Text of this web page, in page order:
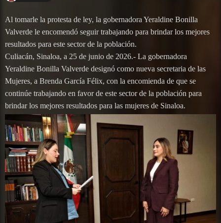
Al tomarle la protesta de ley, la gobernadora Yeraldine Bonilla
Valverde le encomendó seguir trabajando para brindar los mejores
resultados para este sector de la población.
Culiacán, Sinaloa, a 25 de junio de 2026.- La gobernadora
Yeraldine Bonilla Valverde designó como nueva secretaria de las
Mujeres, a Brenda García Félix, con la encomienda de que se
continúe trabajando en favor de este sector de la población para
brindar los mejores resultados para las mujeres de Sinaloa.